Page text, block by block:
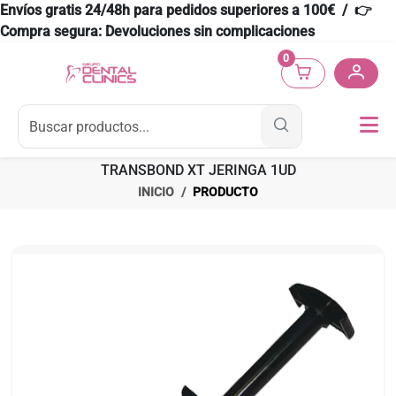
Envíos gratis 24/48h para pedidos superiores a 100€ / 👉
Compra segura: Devoluciones sin complicaciones
0
TRANSBOND XT JERINGA 1UD
INICIO PRODUCTO